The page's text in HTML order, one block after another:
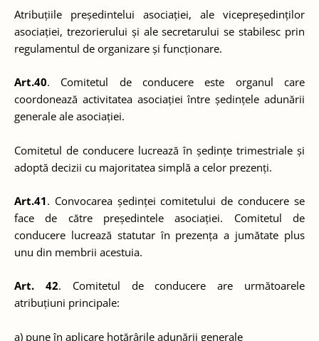
Atribuțiile președintelui asociației, ale vicepreședinților
asociației, trezorierului și ale secretarului se stabilesc prin
regulamentul de organizare și funcționare.
Art.40. Comitetul de conducere este organul care
coordonează activitatea asociației între ședințele adunării
generale ale asociației.
Comitetul de conducere lucrează în ședințe trimestriale și
adoptă decizii cu majoritatea simplă a celor prezenți.
Art.41. Convocarea ședinței comitetului de conducere se
face de către președintele asociației. Comitetul de
conducere lucrează statutar în prezența a jumătate plus
unu din membrii acestuia.
Art. 42. Comitetul de conducere are următoarele
atribuțiuni principale:
a) pune în aplicare hotărârile adunării generale